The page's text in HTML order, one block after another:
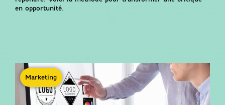
en opportunité.
Marketing